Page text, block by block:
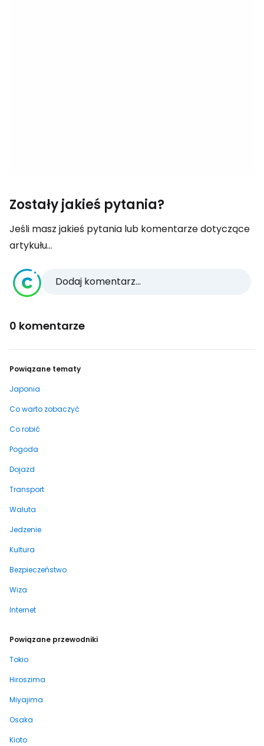
Zostały jakieś pytania?
Jeśli masz jakieś pytania lub komentarze dotyczące
artykułu...
Dodaj komentarz...
0 komentarze
Powiązane tematy
Japonia
Co warto zobaczyć
Co robić
Pogoda
Dojazd
Transport
Waluta
Jedzenie
Kultura
Bezpieczeństwo
Wiza
Internet
Powiązane przewodniki
Tokio
Hiroszima
Miyajima
Osaka
Kioto